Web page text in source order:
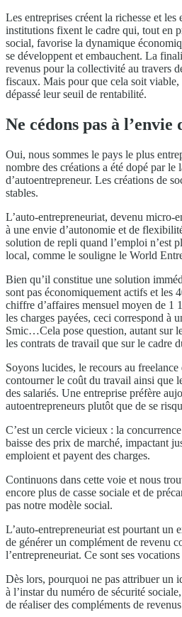
Les entreprises créent la richesse et
institutions fixent le cadre qui, tout en
social, favorise la dynamique
se développent et embauchent. La
revenus pour la collectivité au travers
fiscaux. Mais pour que cela soit
dépassé leur seuil de rentabilité.
Ne cédons pas à l’envie
Oui, nous sommes le pays le plus
nombre des créations a été dopé par le
d’autoentrepreneur. Les créations de
stables.
L’auto-entrepreneuriat, devenu micro-
à une envie d’autonomie et de
solution de repli quand l’emploi n’est
local, comme le souligne le World
Bien qu’il constitue une solution
sont pas économiquement actifs et les
chiffre d’affaires mensuel moyen de 1
les charges payées, ceci correspond à
Smic…Cela pose question, autant sur
les contrats de travail que sur le cadre
Soyons lucides, le recours au
contourner le coût du travail ainsi que
des salariés. Une entreprise préfère
autoentrepreneurs plutôt que de se
C’est un cercle vicieux : la
baisse des prix de marché, impactant
emploient et payent des charges.
Continuons dans cette voie et nous
encore plus de casse sociale et de
pas notre modèle social.
L’auto-entrepreneuriat est pourtant un
de générer un complément de revenu
l’entrepreneuriat. Ce sont ses
Dès lors, pourquoi ne pas attribuer un
à l’instar du numéro de sécurité
de réaliser des compléments de